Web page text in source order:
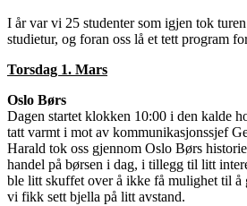
I år var vi 25 studenter som igjen tok
studietur, og foran oss lå et tett program
Torsdag 1. Mars
Oslo Børs
Dagen startet klokken 10:00 i den kalde
tatt varmt i mot av kommunikasjonssjef
Harald tok oss gjennom Oslo Børs
handel på børsen i dag, i tillegg til litt
ble litt skuffet over å ikke få mulighet til å
vi fikk sett bjella på litt avstand.